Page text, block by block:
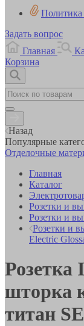
Политика
Задать вопрос
Главная
Корзина
Назад
Популярные
Отделочные
Главная
Каталог
Розетки и
Розетки и
Розетки и
Electric
Розетка
шторка
титан